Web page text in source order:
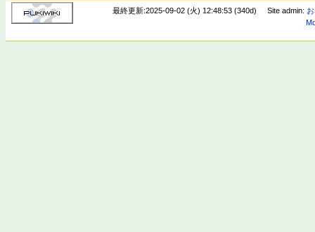
最終更新:2025-09-02 (火) 12:48:53 (340d) Site admin: